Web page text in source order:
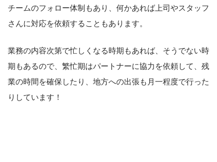
チームのフォロー体制もあり、何かあれば上司やスタッフ
さんに対応を依頼することもあります。
業務の内容次第で忙しくなる時期もあれば、そうでない時
期もあるので、繁忙期はパートナーに協力を依頼して、残
業の時間を確保したり、地方への出張も月一程度で行った
りしています！